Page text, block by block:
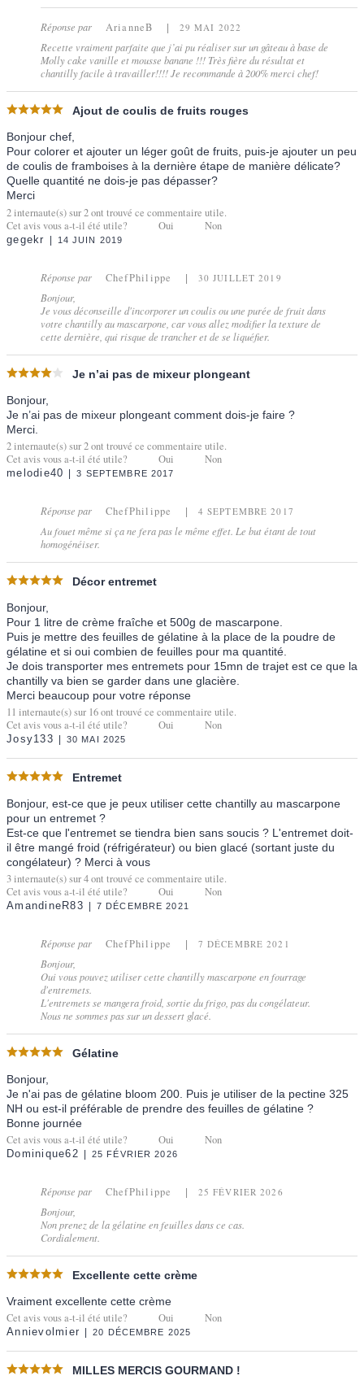
Réponse par ArianneB 29 MAI 2022
Recette vraiment parfaite que j’ai pu réaliser sur un gâteau à base de
Molly cake vanille et mousse banane !!! Très fière du résultat et
chantilly facile à travailler!!!! Je recommande à 200% merci chef!
Ajout de coulis de fruits rouges
Bonjour chef,
Pour colorer et ajouter un léger goût de fruits, puis-je ajouter un peu
de coulis de framboises à la dernière étape de manière délicate?
Quelle quantité ne dois-je pas dépasser?
Merci
2internaute(s) sur2ont trouvé ce commentaire utile.
Cet avis vous a-t-il été utile?
Oui Non
gegekr 14 JUIN 2019
Réponse par ChefPhilippe 30 JUILLET 2019
Bonjour,
Je vous déconseille d'incorporer un coulis ou une purée de fruit dans
votre chantilly au mascarpone, car vous allez modifier la texture de
cette dernière, qui risque de trancher et de se liquéfier.
Je n’ai pas de mixeur plongeant
Bonjour,
Je n’ai pas de mixeur plongeant comment dois-je faire ?
Merci.
2internaute(s) sur2ont trouvé ce commentaire utile.
Cet avis vous a-t-il été utile?
Oui Non
melodie40 3 SEPTEMBRE 2017
Réponse par ChefPhilippe 4 SEPTEMBRE 2017
Au fouet même si ça ne fera pas le même effet. Le but étant de tout
homogénéiser.
Décor entremet
Bonjour,
Pour 1 litre de crème fraîche et 500g de mascarpone.
Puis je mettre des feuilles de gélatine à la place de la poudre de
gélatine et si oui combien de feuilles pour ma quantité.
Je dois transporter mes entremets pour 15mn de trajet est ce que la
chantilly va bien se garder dans une glacière.
Merci beaucoup pour votre réponse
11 internaute(s) sur 16ont trouvé ce commentaire utile.
Cet avis vous a-t-il été utile?
Oui Non
Josy133 30 MAI 2025
Entremet
Bonjour, est-ce que je peux utiliser cette chantilly au mascarpone
pour un entremet ?
Est-ce que l'entremet se tiendra bien sans soucis ? L'entremet doit-
il être mangé froid (réfrigérateur) ou bien glacé (sortant juste du
congélateur) ? Merci à vous
3internaute(s) sur4ont trouvé ce commentaire utile.
Cet avis vous a-t-il été utile?
Oui Non
AmandineR83 7 DÉCEMBRE 2021
Réponse par ChefPhilippe 7 DÉCEMBRE 2021
Bonjour,
Oui vous pouvez utiliser cette chantilly mascarpone en fourrage
d'entremets.
L'entremets se mangera froid, sortie du frigo, pas du congélateur.
Nous ne sommes pas sur un dessert glacé.
Gélatine
Bonjour,
Je n'ai pas de gélatine bloom 200. Puis je utiliser de la pectine 325
NH ou est-il préférable de prendre des feuilles de gélatine ?
Bonne journée
Cet avis vous a-t-il été utile? Oui Non
Dominique62 25 FÉVRIER 2026
Réponse par ChefPhilippe 25 FÉVRIER 2026
Bonjour,
Non prenez de la gélatine en feuilles dans ce cas.
Cordialement.
Excellente cette crème
Vraiment excellente cette crème
Cet avis vous a-t-il été utile? Oui Non
Annievolmier 20 DÉCEMBRE 2025
MILLES MERCIS GOURMAND !